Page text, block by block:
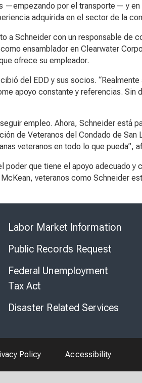
—empezando por el transporte— y en
adquirida en el sector de la
a Schneider con un responsable de
ensamblador en Clearwater
ofrece su empleador.
del EDD y sus socios.
apoyo constante y referencias.
empleo. Ahora, Schneider está
de Veteranos del Condado de
veteranos en todo lo que pueda”,
que tiene el apoyo adecuado
veteranos como Schneider
Labor Market Information
Public Records Request
Federal Unemployment
Tax Act
Disaster Related Services
Policy Accessibility